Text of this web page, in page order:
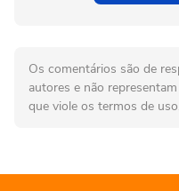
Os comentários são de
autores e não
que viole os termos de